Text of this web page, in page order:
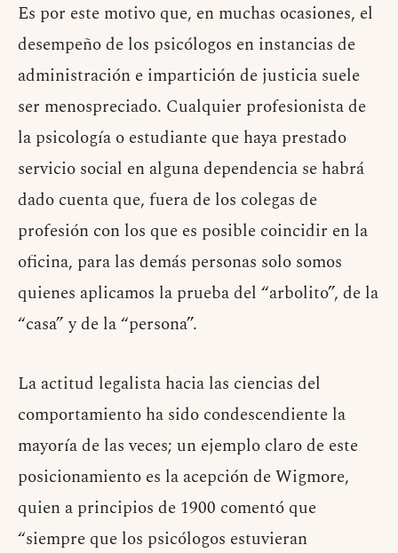
Es por este motivo que, en muchas ocasiones, el
desempeño de los psicólogos en instancias de
administración e impartición de justicia suele
ser menospreciado. Cualquier profesionista de
la psicología o estudiante que haya prestado
servicio social en alguna dependencia se habrá
dado cuenta que, fuera de los colegas de
profesión con los que es posible coincidir en la
oficina, para las demás personas solo somos
quienes aplicamos la prueba del “arbolito”, de la
“casa” y de la “persona”.
La actitud legalista hacia las ciencias del
comportamiento ha sido condescendiente la
mayoría de las veces; un ejemplo claro de este
posicionamiento es la acepción de Wigmore,
quien a principios de 1900 comentó que
“siempre que los psicólogos estuvieran